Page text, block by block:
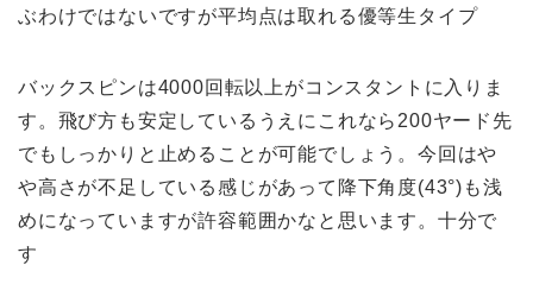
ぶわけではないですが平均点は取れる優等生タイプ
バックスピンは4000回転以上がコンスタントに入りま
す。飛び方も安定しているうえにこれなら200ヤード先
でもしっかりと止めることが可能でしょう。今回はや
や高さが不足している感じがあって降下角度(43°)も浅
めになっていますが許容範囲かなと思います。十分で
す